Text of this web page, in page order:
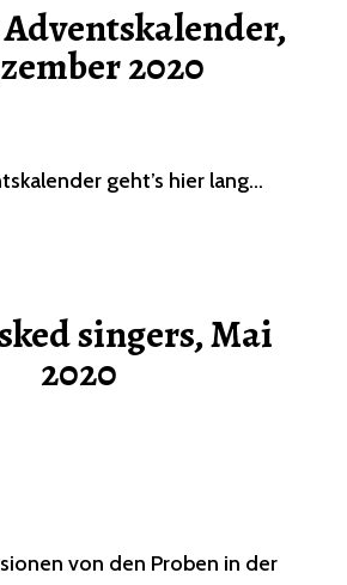
2020
geht’s hier lang…
singers, Mai
2020
von den Proben in der